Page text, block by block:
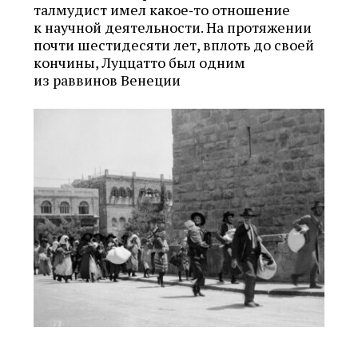
талмудист имел какое‑то отношение
к научной деятельности. На протяжении
почти шестидесяти лет, вплоть до своей
кончины, Луццатто был одним
из раввинов Венеции